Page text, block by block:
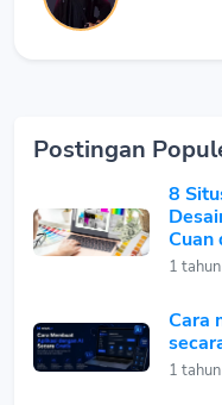
Postingan
8
Cuan
1
Cara
1